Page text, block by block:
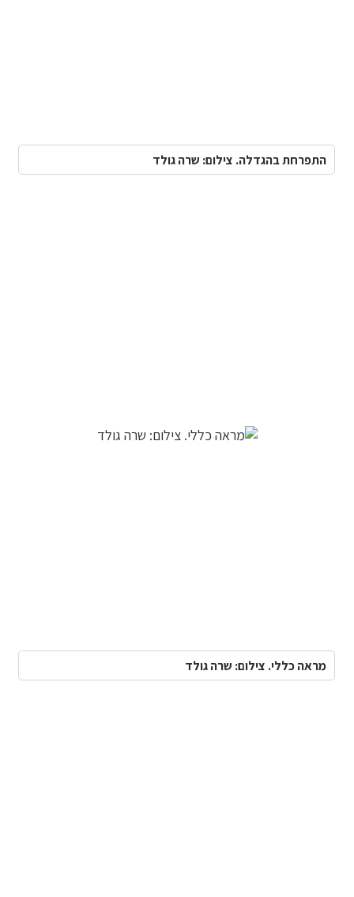
התפרחת בהגדלה. צילום: שרה גולד
מראה כללי. צילום: שרה גולד